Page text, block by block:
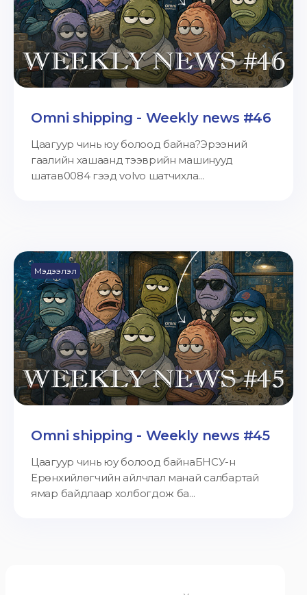
Omni shipping - Weekly news #46
Цаагуур чинь юу болоод байна?Эрээний
гаалийн хашаанд тээврийн машинууд
шатав0084 гээд volvo шатчихла...
Мэдээлэл
Omni shipping - Weekly news #45
Цаагуур чинь юу болоод байнаБНСУ-н
Ерөнхийлөгчийн айлчлал манай салбартай
ямар байдлаар холбогдож ба...